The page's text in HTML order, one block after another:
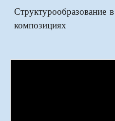
Структурообразование
композициях